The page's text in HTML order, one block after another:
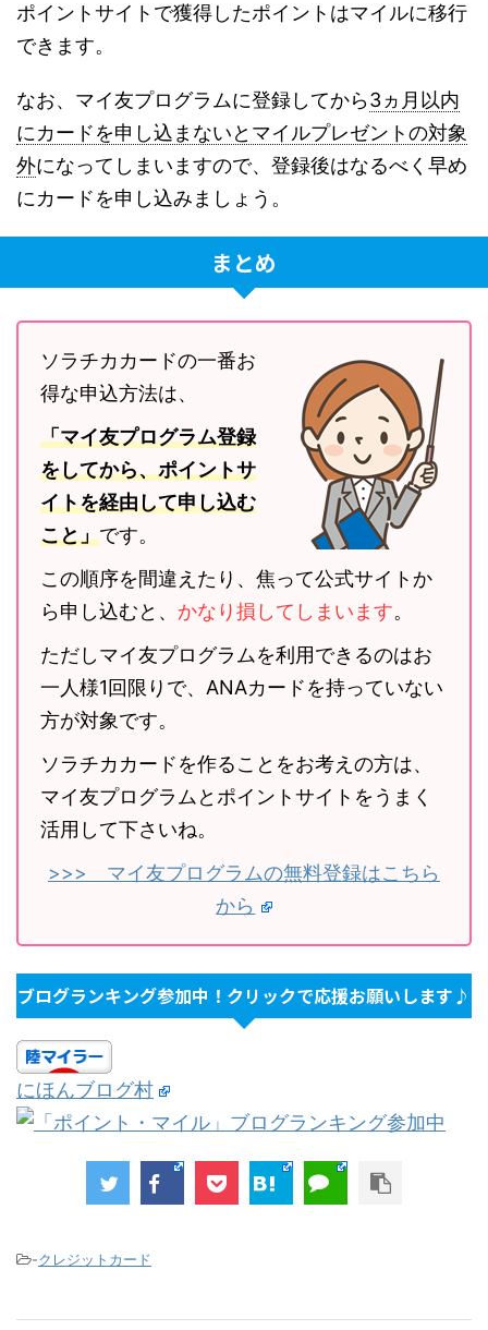
ポイントサイトで獲得したポイントはマイルに移行
できます。
なお、マイ友プログラムに登録してから3ヵ月以内
にカードを申し込まないとマイルプレゼントの対象
外になってしまいますので、登録後はなるべく早め
にカードを申し込みましょう。
まとめ
ソラチカカードの一番お
得な申込方法は、
「マイ友プログラム登録
をしてから、ポイントサ
イトを経由して申し込む
こと」です。
この順序を間違えたり、焦って公式サイトか
ら申し込むと、 かなり損してしまいます。
ただしマイ友プログラムを利用できるのはお
一人様1回限りで、ANAカードを持っていない
方が対象です。
ソラチカカードを作ることをお考えの方は、
マイ友プログラムとポイントサイトをうまく
活用して下さいね。
>>> マイ友プログラムの無料登録はこちら
から
ブログランキング参加中！クリックで応援お願いします♪
にほんブログ村
-クレジットカード